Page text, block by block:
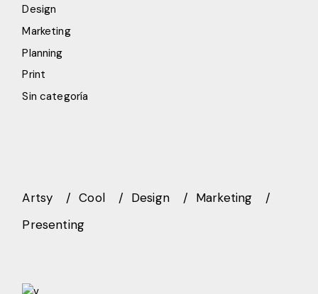
Design
Marketing
Planning
Print
Sin categoría
Artsy Cool Design
Marketing
Presenting